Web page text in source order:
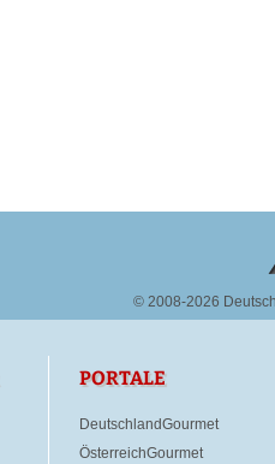
© 2008-2026
PORTALE
DeutschlandGourmet
ÖsterreichGourmet